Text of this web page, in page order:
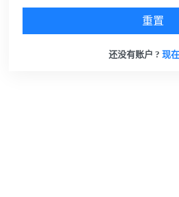
重置
还没有账户 ? 现